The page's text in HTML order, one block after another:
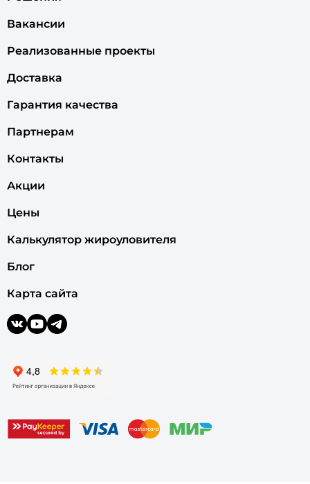
Вакансии
Реализованные проекты
Доставка
Гарантия качества
Партнерам
Контакты
Акции
Цены
Калькулятор жироуловителя
Блог
Карта сайта